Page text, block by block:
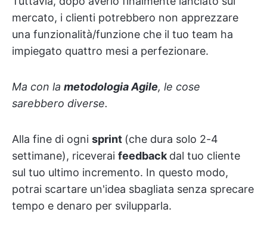
mercato, i clienti potrebbero non apprezzare
una funzionalità/funzione che il tuo team ha
impiegato quattro mesi a perfezionare.
Ma con la metodologia Agile, le cose
sarebbero diverse.
Alla fine di ogni sprint (che dura solo 2-4
settimane), riceverai feedback dal tuo cliente
sul tuo ultimo incremento. In questo modo,
potrai scartare un'idea sbagliata senza sprecare
tempo e denaro per svilupparla.